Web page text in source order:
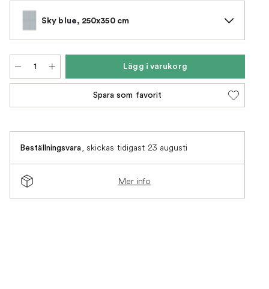
Sky blue, 250x350 cm
Lägg i varukorg
Spara som favorit
Beställningsvara, skickas tidigast 23 augusti
Mer info